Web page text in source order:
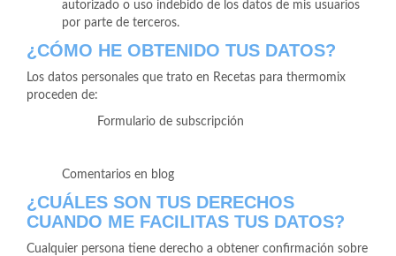
autorizado o uso indebido de los datos de mis usuarios
por parte de terceros.
¿CÓMO HE OBTENIDO TUS DATOS?
Los datos personales que trato en Recetas para thermomix
proceden de:
Formulario de subscripción
Comentarios en blog
¿CUÁLES SON TUS DERECHOS
CUANDO ME FACILITAS TUS DATOS?
Cualquier persona tiene derecho a obtener confirmación sobre